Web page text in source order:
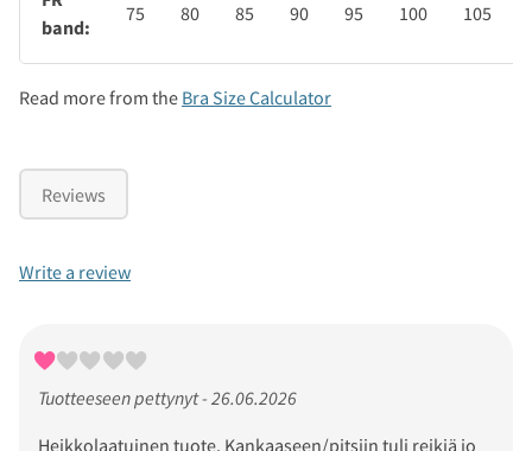
band:
75 80 85 90 95 100 105
Read more from the Bra Size Calculator
Reviews
Write a review
Tuotteeseen pettynyt - 26.06.2026
Heikkolaatuinen tuote. Kankaaseen/pitsiin tuli reikiä jo